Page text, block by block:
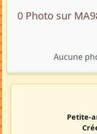
0 Photo sur
Aucune
Petite-